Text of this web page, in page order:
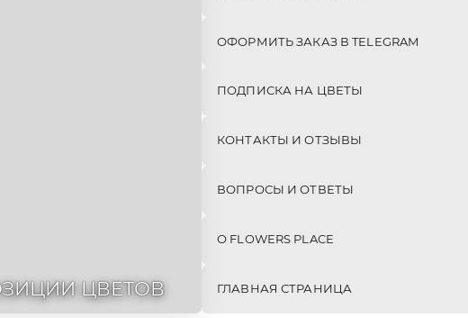
ЦВЕТОВ
ОФОРМИТЬ ЗАКАЗ В TELEGRAM
ПОДПИСКА НА ЦВЕТЫ
КОНТАКТЫ И ОТЗЫВЫ
ВОПРОСЫ И ОТВЕТЫ
О FLOWERS PLACE
ГЛАВНАЯ СТРАНИЦА